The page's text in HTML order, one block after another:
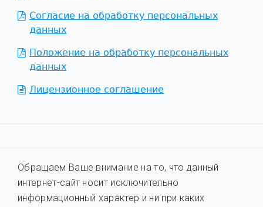
Согласие на обработку персональных
данных
Положение на обработку персональных
данных
Лицензионное соглашение
Обращаем Ваше внимание на то, что данный
интернет-сайт носит исключительно
информационный характер и ни при каких